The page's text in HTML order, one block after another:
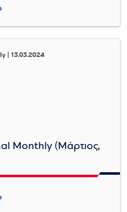
| 13.03.2024
Monthly (Μάρτιος,